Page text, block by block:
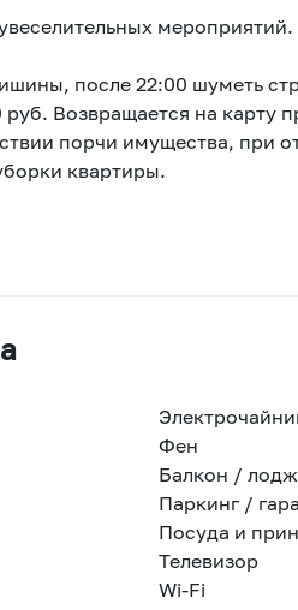
мероприятий.
после 22:00 шуметь
Возвращается на карту
порчи имущества, при
квартиры.
Фен
Балкон /
Паркинг /
Посуда и
Телевизор
Wi-Fi